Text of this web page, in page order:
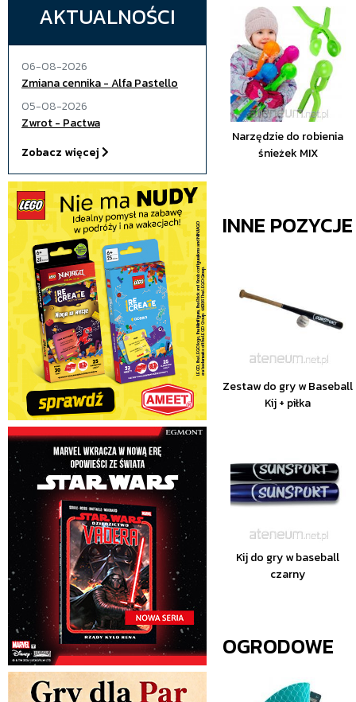
AKTUALNOŚCI
06-08-2026
Zmiana cennika - Alfa Pastello
05-08-2026
Zwrot - Pactwa
Zobacz więcej
Narzędzie do robienia
śnieżek MIX
INNE
Zestaw do gry w Baseball
Kij + piłka
Kij do gry w baseball
czarny
OGRODOWE